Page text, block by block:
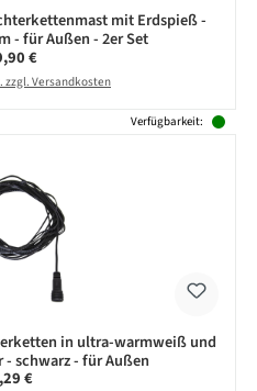
mit Erdspieß -
- für Außen - 2er Set
Preis:
€
zzgl. Versandkosten
Verfügbarkeit:
in ultra-warmweiß und
schwarz - für Außen
Preis:
€